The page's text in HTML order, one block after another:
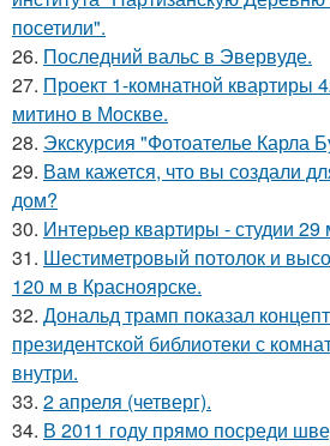
посетили".
26. Последний вальс в Эвервуде.
27. Проект 1-комнатной квартиры
митино в Москве.
28. Экскурсия "Фотоателье Карла
29. Вам кажется, что вы создали
дом?
30. Интерьер квартиры - студии
31. Шестиметровый потолок и
120 м в Красноярске.
32. Дональд трамп показал
президентской библиотеки с
внутри.
33. 2 апреля (четверг).
34. В 2011 году прямо посреди